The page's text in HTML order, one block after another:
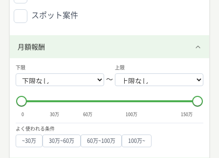
スポット案件
月額報酬
下限
〜
上限
0 30万 60万 100万 150万
よく使われる条件
~30万 30万~60万 60万~100万 100万~